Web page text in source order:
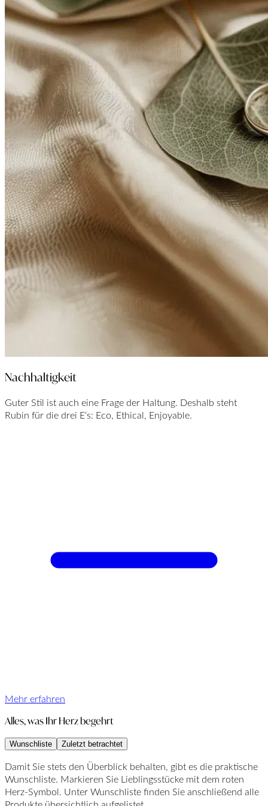
Nachhaltigkeit
Guter Stil ist auch eine Frage der Haltung. Deshalb steht
Rubin für die drei E‘s: Eco, Ethical, Enjoyable.
Mehr erfahren
Alles, was Ihr Herz begehrt
Wunschliste Zuletzt betrachtet
Damit Sie stets den Überblick behalten, gibt es die praktische
Wunschliste. Markieren Sie Lieblingsstücke mit dem roten
Herz-Symbol. Unter Wunschliste finden Sie anschließend alle